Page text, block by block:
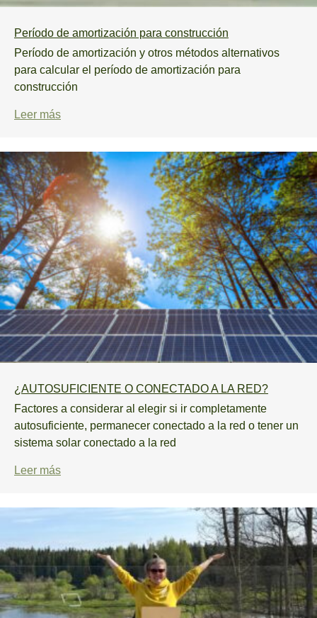
Período de amortización para construcción
Período de amortización y otros métodos alternativos
para calcular el período de amortización para
construcción
Leer más
¿AUTOSUFICIENTE O CONECTADO A LA RED?
Factores a considerar al elegir si ir completamente
autosuficiente, permanecer conectado a la red o tener un
sistema solar conectado a la red
Leer más